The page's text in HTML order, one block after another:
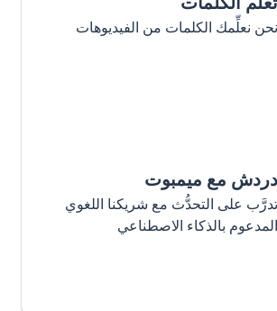
نحن نعلِّمك الكلمات من الفيديوهات
دردش مع ميمبوت
تدرَّب على التحدُّث مع شريكنا اللغوي
المدعوم بالذكاء الاصطناعي